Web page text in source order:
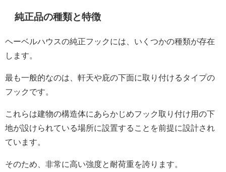
純正品の種類と特徴
ヘーベルハウスの純正フックには、いくつかの種類が存在
します。
最も一般的なのは、軒天や庇の下面に取り付けるタイプの
フックです。
これらは建物の構造体にあらかじめフック取り付け用の下
地が設けられている場所に設置することを前提に設計され
ています。
そのため、非常に高い強度と耐荷重を誇ります。